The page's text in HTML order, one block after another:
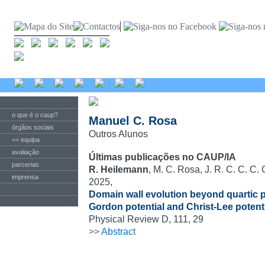
o que é o caup?
órgãos sociais
<< equipa
avaliação
parcerias
imprensa
Manuel C. Rosa
Outros Alunos
Últimas publicações no CAUP/IA
R. Heilemann, M. C. Rosa, J. R. C. C. C.
2025,
Domain wall evolution beyond quartic
Gordon potential and Christ-Lee
Physical Review D, 111, 29
>>Abstract